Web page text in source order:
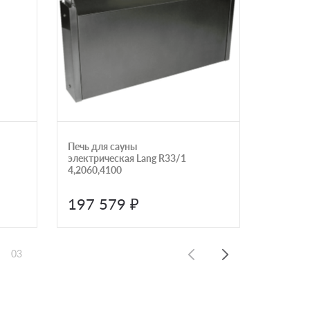
Печь для сауны
электрическая Lang R33/1
4,2060,4100
197 579 ₽
03